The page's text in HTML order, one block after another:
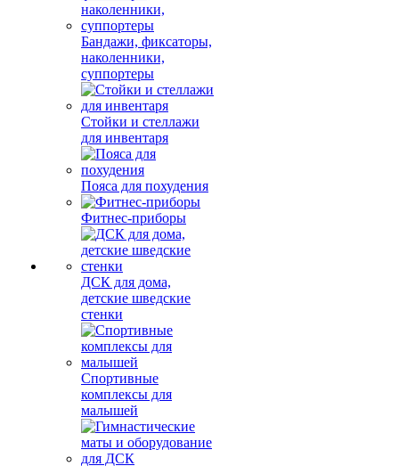
Бандажи, фиксаторы,
наколенники,
суппортеры
Стойки и стеллажи
для инвентаря
Пояса для похудения
Фитнес-приборы
ДСК для дома,
детские шведские
стенки
Спортивные
комплексы для
малышей